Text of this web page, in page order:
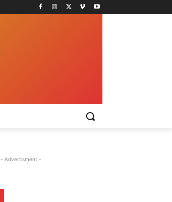
- Advertisment -